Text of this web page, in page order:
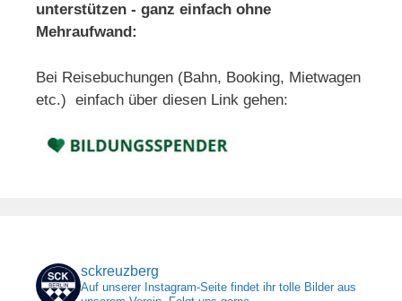
unterstützen - ganz einfach ohne
Mehraufwand:
Bei Reisebuchungen (Bahn, Booking, Mietwagen
etc.) einfach über diesen Link gehen:
sckreuzberg
Auf unserer Instagram-Seite findet ihr tolle Bilder aus